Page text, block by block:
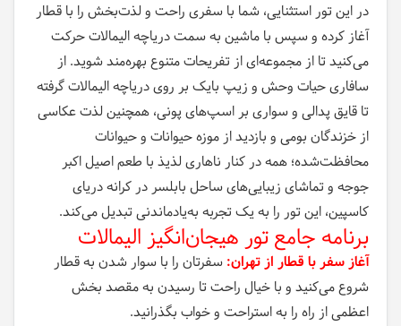
در این تور استثنایی، شما با سفری راحت و لذت‌بخش را با قطار
آغاز کرده و سپس با ماشین به سمت دریاچه الیمالات حرکت
می‌کنید تا از مجموعه‌ای از تفریحات متنوع بهره‌مند شوید. از
سافاری حیات وحش و زیپ بایک بر روی دریاچه الیمالات گرفته
تا قایق پدالی و سواری بر اسپ‌های پونی، همچنین لذت عکاسی
از خزندگان بومی و بازدید از موزه حیوانات و حیوانات
محافظت‌شده؛ همه در کنار ناهاری لذیذ با طعم اصیل اکبر
جوجه و تماشای زیبایی‌های ساحل بابلسر در کرانه دریای
کاسپین، این تور را به یک تجربه به‌یادماندنی تبدیل می‌کند.
برنامه جامع تور هیجان‌انگیز الیمالات
آغاز سفر با قطار از تهران: سفرتان را با سوار شدن به قطار
شروع می‌کنید و با خیال راحت تا رسیدن به مقصد بخش
اعظمی از راه را به استراحت و خواب بگذرانید.